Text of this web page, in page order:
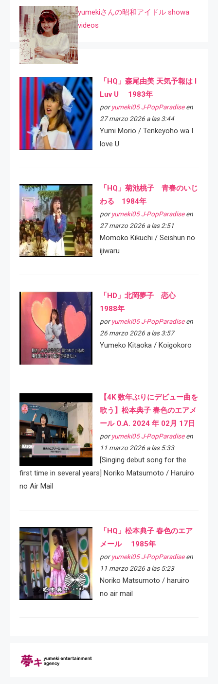
yumekiさんの昭和アイドル showa
videos
「HQ」森尾由美 天気予報は I
Luv U 1983年
por yumeki05 J-PopParadiseen
27 marzo 2026 a las 3:44
Yumi Morio / Tenkeyoho wa I
love U
「HQ」菊池桃子 青春のいじ
わる 1984年
por yumeki05 J-PopParadiseen
27 marzo 2026 a las 2:51
Momoko Kikuchi / Seishun no
ijiwaru
「HD」北岡夢子 恋心
1988年
por yumeki05 J-PopParadiseen
26 marzo 2026 a las 3:57
Yumeko Kitaoka / Koigokoro
【4K 数年ぶりにデビュー曲を
歌う】松本典子 春色のエアメ
ール O.A. 2024 年 02月 17日
por yumeki05 J-PopParadiseen
11 marzo 2026 a las 5:33
[Singing debut song for the
first time in several years] Noriko Matsumoto / Haruiro
no Air Mail
「HQ」松本典子 春色のエア
メール 1985年
por yumeki05 J-PopParadiseen
11 marzo 2026 a las 5:23
Noriko Matsumoto / haruiro
no air mail